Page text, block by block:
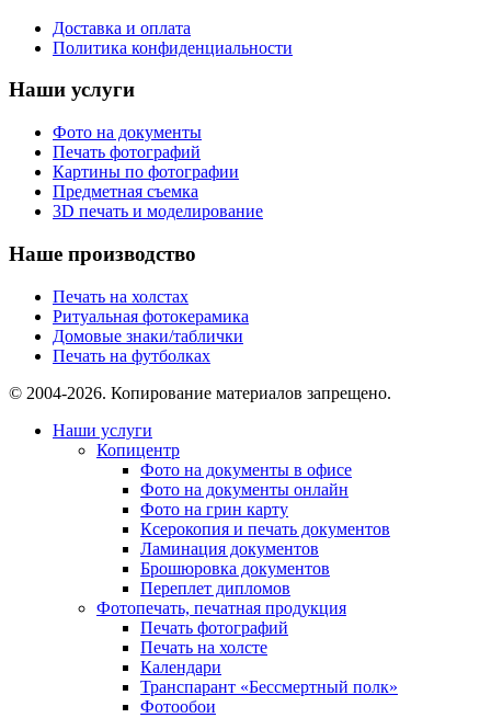
Доставка и оплата
Политика конфиденциальности
Наши услуги
Фото на документы
Печать фотографий
Картины по фотографии
Предметная съемка
3D печать и моделирование
Наше производство
Печать на холстах
Ритуальная фотокерамика
Домовые знаки/таблички
Печать на футболках
© 2004-2026. Копирование материалов запрещено.
Наши услуги
Копицентр
Фото на документы в офисе
Фото на документы онлайн
Фото на грин карту
Ксерокопия и печать документов
Ламинация документов
Брошюровка документов
Переплет дипломов
Фотопечать, печатная продукция
Печать фотографий
Печать на холсте
Календари
Транспарант «Бессмертный полк»
Фотообои